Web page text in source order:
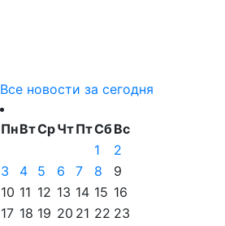
Все новости за сегодня
ПнВтСрЧтПтСбВс
1
2
3
4 5 6 7 8
9
10 11 12 13 14 15 16
17 18 19 20 21 22 23